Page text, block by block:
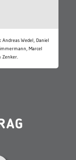
Andreas Wedel, Daniel
Marcel
Zenker.